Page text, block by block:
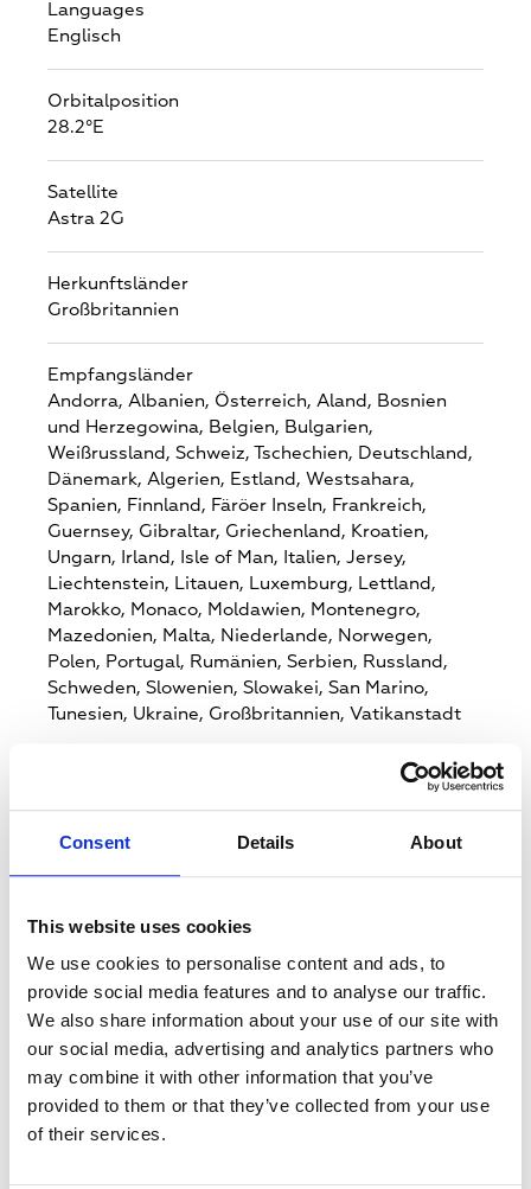
Consent Details About
This website uses cookies
We use cookies to personalise content and ads, to
provide social media features and to analyse our traffic.
We also share information about your use of our site with
our social media, advertising and analytics partners who
may combine it with other information that you’ve
provided to them or that they’ve collected from your use
of their services.
Languages
Englisch
Orbitalposition
28.2°E
Satellite
Astra 2G
Herkunftsländer
Großbritannien
Empfangsländer
Andorra, Albanien, Österreich, Aland, Bosnien
und Herzegowina, Belgien, Bulgarien,
Weißrussland, Schweiz, Tschechien, Deutschland,
Dänemark, Algerien, Estland, Westsahara,
Spanien, Finnland, Färöer Inseln, Frankreich,
Guernsey, Gibraltar, Griechenland, Kroatien,
Ungarn,
Irland, Isle of Man, Italien, Jersey,
Liechtenstein, Litauen, Luxemburg, Lettland,
Marokko, Monaco, Moldawien, Montenegro,
Mazedonien, Malta, Niederlande, Norwegen,
Polen, Portugal, Rumänien, Serbien, Russland,
Schweden, Slowenien, Slowakei, San Marino,
Tunesien, Ukraine, Großbritannien, Vatikanstadt
Andorra, Albanien, Österreich, Aland, Bosnien
und Herzegowina,
Belgien,
Guernsey, Gibraltar, Griechenland,
Ungarn, Irland, Isle of Man, Italien, Jersey,
Liechtenstein, Litauen, Luxemburg, Lettland,
Marokko, Monaco, Moldawien, Montenegro,
Mazedonien,
Malta, Niederlande,
Norwegen,
Portugal, Rumänien, Serbien,
Russland,
Schweden,
San Marino,
Großbritannien, Vatikanstadt
Standard